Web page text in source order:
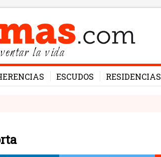
la vida
ESCUDOS RESIDENCIAS